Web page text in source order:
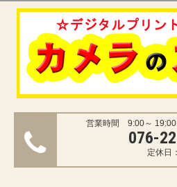
営業時間 9:00～
076-
定休日